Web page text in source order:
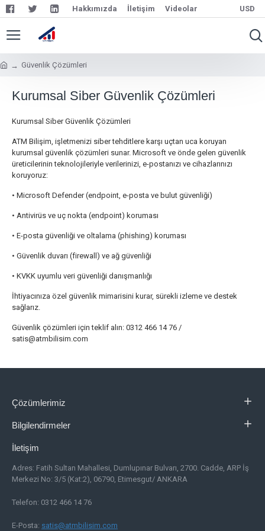
Hakkımızda İletişim Videolar USD
Güvenlik Çözümleri
Kurumsal Siber Güvenlik Çözümleri
Kurumsal Siber Güvenlik Çözümleri
ATM Bilişim, işletmenizi siber tehditlere karşı uçtan uca koruyan
kurumsal güvenlik çözümleri sunar. Microsoft ve önde gelen güvenlik
üreticilerinin teknolojileriyle verilerinizi, e-postanızı ve cihazlarınızı
koruyoruz:
• Microsoft Defender (endpoint, e-posta ve bulut güvenliği)
• Antivirüs ve uç nokta (endpoint) koruması
• E-posta güvenliği ve oltalama (phishing) koruması
• Güvenlik duvarı (firewall) ve ağ güvenliği
• KVKK uyumlu veri güvenliği danışmanlığı
İhtiyacınıza özel güvenlik mimarisini kurar, sürekli izleme ve destek
sağlarız.
Güvenlik çözümleri için teklif alın: 0312 466 14 76 /
satis@atmbilisim.com
Çözümlerimiz
Bilgilendirmeler
İletişim
Adres: Fatih Sultan Mahallesi, Dumlupınar Bulvarı, 2700. Cadde, ARP İş
Merkezi No: 3/5 (Kat:2), 06790, Etimesgut/ ANKARA
Telefon: 0312 466 14 76
E-Posta: satis@atmbilisim.com